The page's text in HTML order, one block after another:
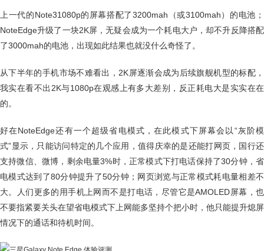
上一代的Note31080p的屏幕搭配了3200mah（或3100mah）的电池；
NoteEdge升级了一块2K屏，无疑会成为一个耗电大户，却不升反降搭配
了3000mah的电池，出现如此结果也就没什么奇怪了。
从下半年的手机市场不难看出，2K屏逐渐会成为后续旗舰机型的标配，
我实在看不出2K与1080p在观感上有多大差别，反正耗电大是实实在在
的。
好在NoteEdge还有一个超级省电模式，在此模式下屏幕会以“灰阶模
式”显示，只能访问特定的几个应用，值得庆幸的是还能打网页，国行还
支持微信、微博，剩余电量3%时，正常模式下打电话保持了30分钟，省
电模式达到了80分钟提升了50分钟；网页浏览与正常模式耗电量相差不
大。人们更多的用手机上网而不是打电话，尽管它是AMOLED屏幕，也
不要指紧要关头在望省电模式下上网能多坚持个把小时，他只能提升熄屏
情况下的通话和待机时间。